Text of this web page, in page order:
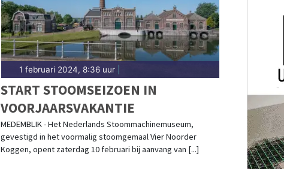
1 februari 2024, 8:36 uur|
START STOOMSEIZOEN IN
VOORJAARSVAKANTIE
MEDEMBLIK - Het Nederlands Stoommachinemuseum,
gevestigd in het voormalig stoomgemaal Vier Noorder
Koggen, opent zaterdag 10 februari bij aanvang van [...]